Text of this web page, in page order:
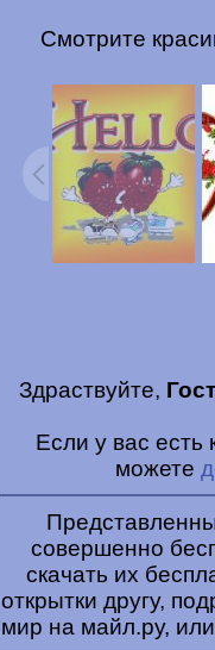
Смотрите
Здраствуйте,
Если у вас есть
можете
совершенно
скачать их
открытки другу,
мир на майл.ру,